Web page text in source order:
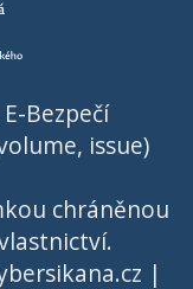
Bezpečí
issue)
chráněnou
.
|